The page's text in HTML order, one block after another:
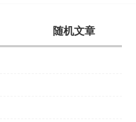
随机文章